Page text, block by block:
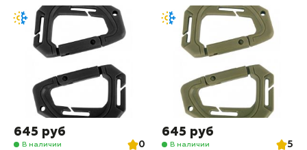
645 руб
В наличии
0
645 руб
В наличии
5